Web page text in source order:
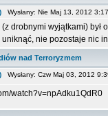
Wysłany: Nie Maj 13, 2012
(z drobnymi wyjątkami)
nie pozostaje nic
nad Terroryzmem
Wysłany: Czw Maj 03, 2012
watch?v=npAdku1QdR0